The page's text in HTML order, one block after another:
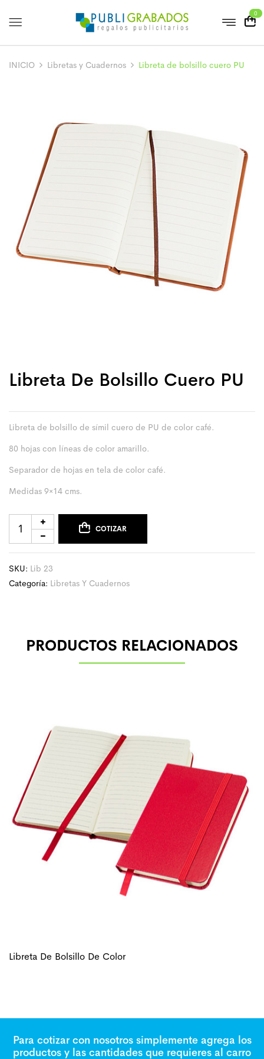
0
INICIO Libretas y Cuadernos Libreta de bolsillo cuero PU
Libreta De Bolsillo Cuero PU
Libreta de bolsillo de símil cuero de PU de color café.
80 hojas con líneas de color amarillo.
Separador de hojas en tela de color café.
Medidas 9×14 cms.
COTIZAR
SKU: Lib 23
Categoría: Libretas Y Cuadernos
PRODUCTOS RELACIONADOS
Libreta De Bolsillo De Color
Para cotizar con nosotros simplemente agrega los
productos y las cantidades que requieres al carro